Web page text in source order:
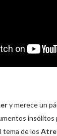
y merece un
tema de los